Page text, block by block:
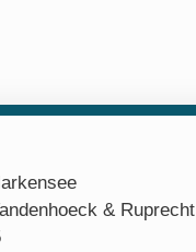
& Ruprecht